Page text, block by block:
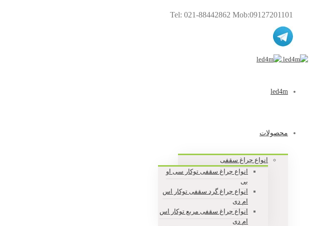
Tel: 021-88442862 Mob:09127201101
led4m
محصولات
انواع چراغ سقفی
انواع چراغ سقفی توکار سی او
بی
انواع چراغ گرد سقفی توکار اس
ام دی
انواع چراغ سقفی مربع توکار اس
ام دی